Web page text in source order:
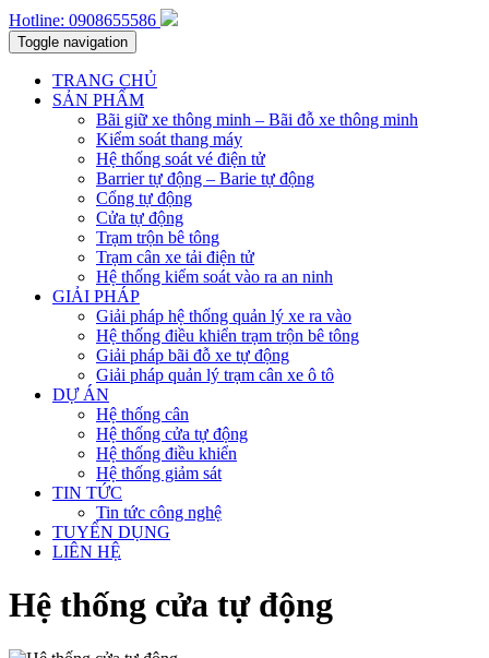
Hotline: 0908655586
Toggle navigation
TRANG CHỦ
SẢN PHẨM
Bãi giữ xe thông minh – Bãi đỗ xe thông minh
Kiểm soát thang máy
Hệ thống soát vé điện tử
Barrier tự động – Barie tự động
Cổng tự động
Cửa tự động
Trạm trộn bê tông
Trạm cân xe tải điện tử
Hệ thống kiểm soát vào ra an ninh
GIẢI PHÁP
Giải pháp hệ thống quản lý xe ra vào
Hệ thống điều khiển trạm trộn bê tông
Giải pháp bãi đỗ xe tự động
Giải pháp quản lý trạm cân xe ô tô
DỰ ÁN
Hệ thống cân
Hệ thống cửa tự động
Hệ thống điều khiển
Hệ thống giảm sát
TIN TỨC
Tin tức công nghệ
TUYỂN DỤNG
LIÊN HỆ
Hệ thống cửa tự động